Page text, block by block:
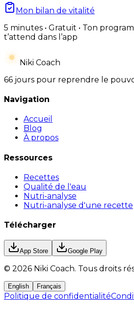
Mon bilan de vitalité
5 minutes • Gratuit • Ton
t’attend dans l’app
Niki Coach
66 jours pour reprendre le
Navigation
Accueil
Blog
À propos
Ressources
Recettes
Qualité de l'eau
Nutri-analyse
Nutri-analyse d'une recette
Télécharger
App Store Google Play
© 2026 Niki Coach. Tous droits
English Français
Politique de confidentialité